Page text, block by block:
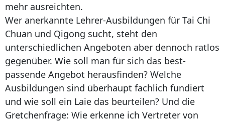
mehr ausreichten.
Wer anerkannte Lehrer-Ausbildungen für Tai Chi
Chuan und Qigong sucht, steht den
unterschiedlichen Angeboten aber dennoch ratlos
gegenüber. Wie soll man für sich das best-
passende Angebot herausfinden? Welche
Ausbildungen sind überhaupt fachlich fundiert
und wie soll ein Laie das beurteilen? Und die
Gretchenfrage: Wie erkenne ich Vertreter von